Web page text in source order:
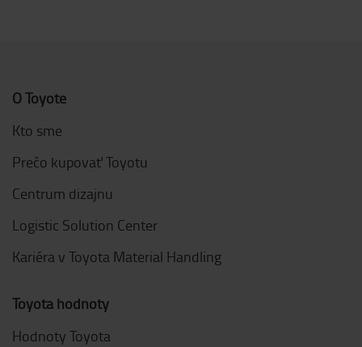
O Toyote
Kto sme
Prečo kupovať Toyotu
Centrum dizajnu
Logistic Solution Center
Kariéra v Toyota Material Handling
Toyota hodnoty
Hodnoty Toyota